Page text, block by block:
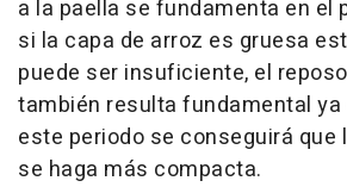
a la paella se fundamenta en el
si la capa de arroz es gruesa
puede ser insuficiente, el
también resulta fundamental ya
este periodo se conseguirá que
se haga más compacta.